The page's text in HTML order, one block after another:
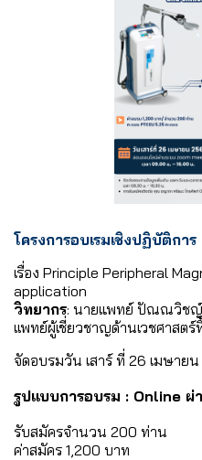
โครงการอบเรมเชิงปฏิบัติการ
เรื่อง Principle Peripheral
application
วิทยากร: นายแพทย์ ปัณณวิช
เเพทย์ผู้เชี่ยวชาญด้านเวชศาสต
จัดอบรมวัน เสาร์ ที่ 26 เมษาย
รูปแบบการอบรม : Online ผ่
รับสมัครจำนวน 200 ท่าน
ค่าสมัคร 1,200 บาท